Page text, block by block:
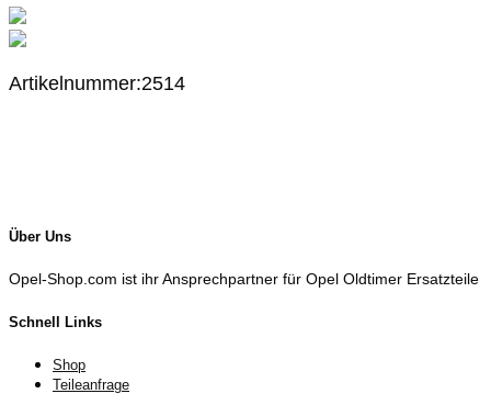
Artikelnummer:2514
Über Uns
Opel-Shop.com ist ihr Ansprechpartner für Opel Oldtimer Ersatzteile
Schnell Links
Shop
Teileanfrage